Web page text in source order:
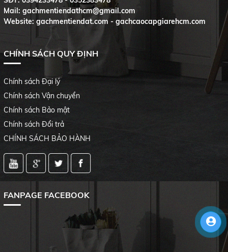
Mail: gachmentiendathcm@gmail.com
Website: gachmentiendat.com - gachcaocapgiarehcm.com
CHÍNH SÁCH QUY ĐỊNH
Chính sách Đại lý
Chính sách Vận chuyển
Chính sách Bảo mật
Chính sách Đổi trả
CHÍNH SÁCH BẢO HÀNH
FANPAGE FACEBOOK